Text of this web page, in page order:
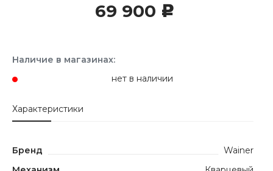
69 900 c
Наличие в магазинах:
нет в наличии
Характеристики
Бренд
Wainer